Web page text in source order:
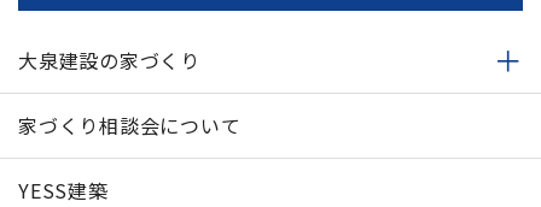
大泉建設の家づくり
家づくり相談会について
YESS建築